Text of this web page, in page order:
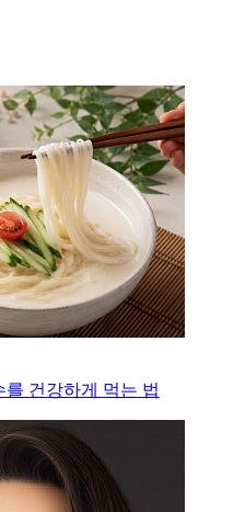
를 건강하게 먹는 법